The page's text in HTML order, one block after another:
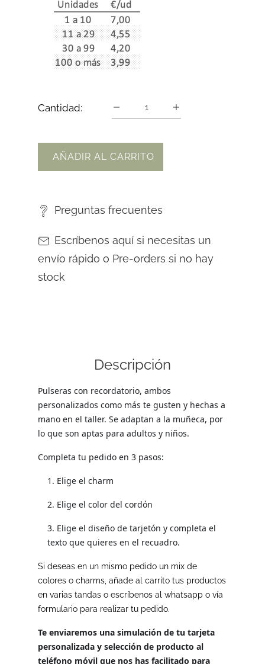
Cantidad:
AÑADIR AL CARRITO
Preguntas frecuentes
Escríbenos aquí si necesitas un
envío rápido o Pre-orders si no hay
stock
Descripción
Pulseras con recordatorio, ambos
personalizados como más te gusten y hechas a
mano en el taller. Se adaptan a la muñeca, por
lo que son aptas para adultos y niños.
Completa tu pedido en 3 pasos:
1. Elige el charm
2. Elige el color del cordón
3. Elige el diseño de tarjetón y completa el
texto que quieres en el recuadro.
Si deseas en un mismo pedido un mix de
colores o charms, añade al carrito tus productos
en varias tandas o escríbenos al whatsapp o vía
formulario para realizar tu pedido.
Te enviaremos una simulación de tu tarjeta
personalizada y selección de producto al
teléfono móvil que nos has facilitado para